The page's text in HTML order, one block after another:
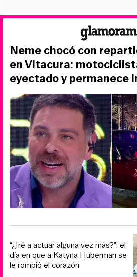
Neme chocó con
en Vitacura:
eyectado y permanece
“¿Iré a actuar alguna vez más?”: el
día en que a Katyna Huberman se
le rompió el corazón